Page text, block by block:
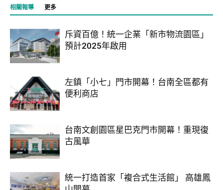
相關報導 更多
斥資百億！統一企業「新市物流園區」
預計2025年啟用
左鎮「小七」門市開幕！台南全區都有
便利商店
台南文創園區星巴克門市開幕！重現復
古風華
統一打造首家「複合式生活館」 高雄鳳